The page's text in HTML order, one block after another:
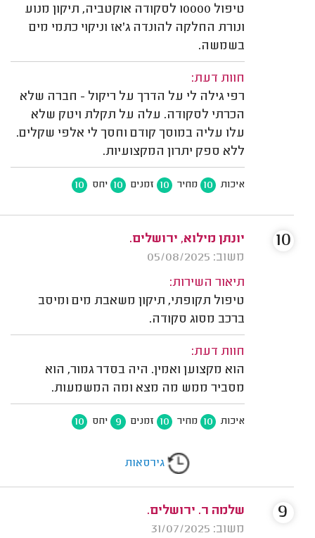
טיפול 10000 לסקודה אוקטביה, תיקון מנוע
ונורת החלקה להונדה ג'אז וניקוי כתמי מים
בשמשה.
חוות דעת:
רפי גילה לי על הדרך על ריקול - חברה שלא
הכרתי לסקודה. עלה על תקלת ויטק שלא
עלו עליה במוסך קודם וחסך לי אלפי שקלים.
ללא ספק יתרון המקצועיות.
איכות 10 מחיר 10 זמנים 10 יחס 10
יונתן מילוא, ירושלים.
משוב: 05/08/2025
תיאור השירות:
טיפול תקופתי, תיקון משאבת מים ומיסב
ברכב מסוג סקודה.
חוות דעת:
הוא מקצוען ואמין. היה בסדר גמור, הוא
מסביר ממש מה מצא ומה המשמעות.
איכות 10 מחיר 10 זמנים 9 יחס 10
10
גירסאות
שלמה ר. ירושלים.
משוב: 31/07/2025
9